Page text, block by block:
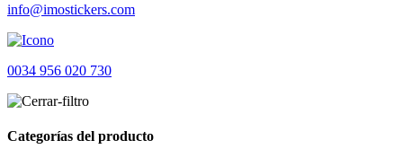
info@imostickers.com
0034 956 020 730
Categorías del producto